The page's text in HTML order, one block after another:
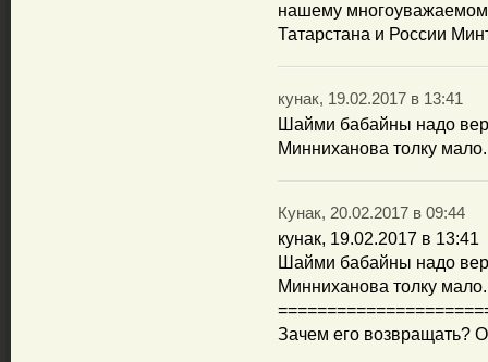
нашему
Татарстана и России
кунак, 19.02.2017 в 13:41
Шайми бабайны надо
Минниханова толку мало.
Кунак, 20.02.2017 в 09:44
кунак, 19.02.2017 в 13:41
Шайми бабайны надо
Минниханова толку мало.
Зачем его возвращать?